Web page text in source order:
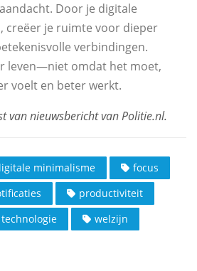
Door je digitale
creëer je ruimte voor dieper
verbindingen.
leven—niet omdat het moet,
voelt en beter werkt.
minimalisme
focus
productiviteit
technologie
welzijn